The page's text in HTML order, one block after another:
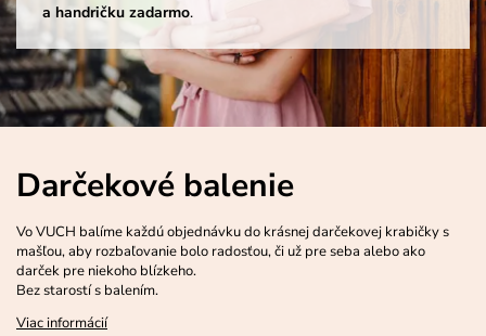
a handričku zadarmo.
Darčekové balenie
Vo VUCH balíme každú objednávku do krásnej darčekovej krabičky s
mašľou, aby rozbaľovanie bolo radosťou, či už pre seba alebo ako
darček pre niekoho blízkeho.
Bez starostí s balením.
Viac informácií